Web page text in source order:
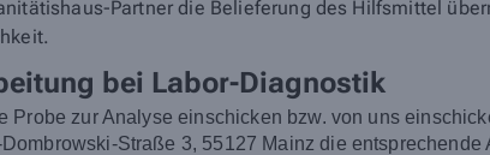
Partner die Belieferung des Hilfsmittel
bei Labor-Diagnostik
Probe zur Analyse einschicken bzw. von uns
Straße 3, 55127 Mainz die